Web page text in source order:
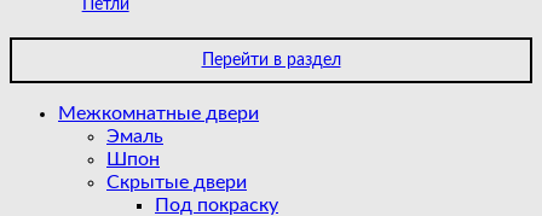
Петли
Перейти в раздел
Межкомнатные двери
Эмаль
Шпон
Скрытые двери
Под покраску